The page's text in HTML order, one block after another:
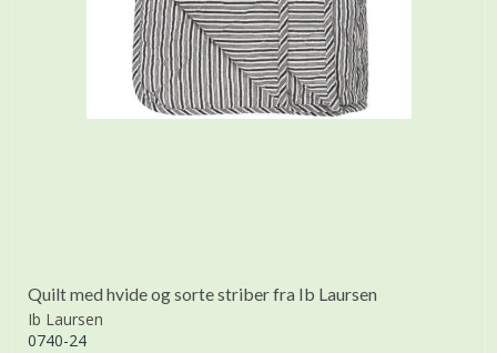
Quilt med hvide og sorte striber fra Ib Laursen
Ib Laursen
0740-24